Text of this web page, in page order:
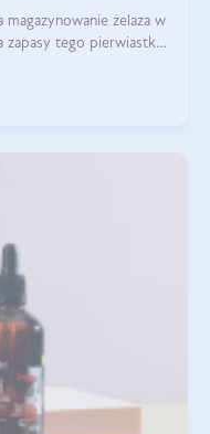
żelaza w
zapasy tego pierwiastka.